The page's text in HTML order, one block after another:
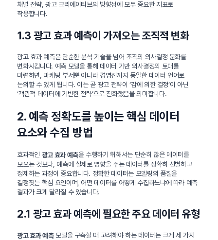
채널 전략, 광고 크리에이티브의 방향성에 모두 중요한 지표로
작용합니다.
1.3 광고 효과 예측이 가져오는 조직적 변화
광고 효과 예측은 단순한 분석 기술을 넘어 조직의 의사결정 문화를
변화시킵니다. 예측 모델을 통해 데이터 기반 의사결정의 토대를
마련하면, 마케팅 부서뿐 아니라 경영진까지 동일한 데이터 언어로
논의할 수 있게 됩니다. 이는 곧 광고 전략이 ‘감에 의한 결정’이 아닌
‘객관적 데이터에 기반한 전략’으로 진화했음을 의미합니다.
2. 예측 정확도를 높이는 핵심 데이터
요소와 수집 방법
효과적인 광고 효과 예측을 수행하기 위해서는 단순히 많은 데이터를
모으는 것보다, 예측에 실제로 영향을 주는 데이터를 정확히 선별하고
정제하는 과정이 중요합니다. 정확한 데이터는 모델링의 품질을
결정짓는 핵심 요인이며, 어떤 데이터를 어떻게 수집하느냐에 따라 예측
결과가 크게 달라질 수 있습니다.
2.1 광고 효과 예측에 필요한 주요 데이터 유형
광고 효과 예측모델을 구축할 때 고려해야 하는 데이터는 크게 세 가지